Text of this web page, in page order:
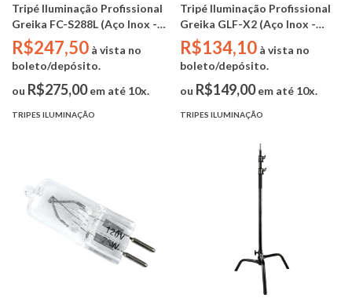
Tripé Iluminação Profissional
Greika FC-S288L (Aço Inox -
2,50m - 15kg)
R$247,50 à vista no
boleto/depósito.
ou R$275,00em até 10x.
TRIPES ILUMINAÇÃO
Tripé Iluminação Profissional
Greika GLF-X2 (Aço Inox -
2,00m - 3kg)
R$134,10 à vista no
boleto/depósito.
ou R$149,00em até 10x.
TRIPES ILUMINAÇÃO